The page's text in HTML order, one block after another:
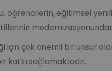
öğrencilerin, eğitimsel
için çok önemli bir unsur
katkı sağlamaktadır.